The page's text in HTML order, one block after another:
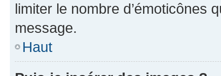
limiter le nombre d’émoticônes
message.
Haut